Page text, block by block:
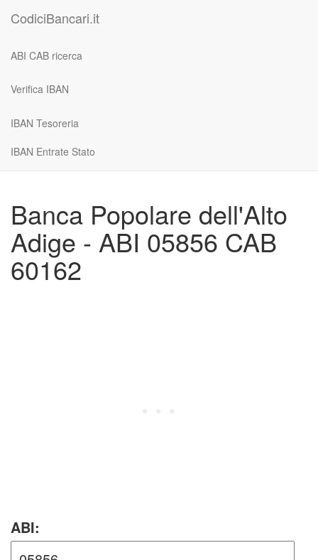
CodiciBancari.it
ABI CAB ricerca
Verifica IBAN
IBAN Tesoreria
IBAN Entrate Stato
Banca Popolare dell'Alto
Adige - ABI 05856 CAB
60162
ABI: